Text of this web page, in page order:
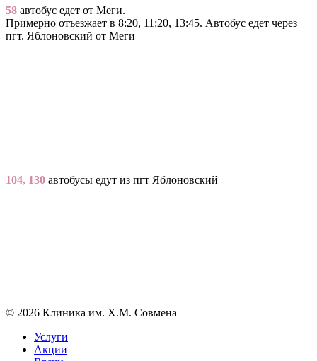
58 автобус едет от Меги.
Примерно отъезжает в 8:20, 11:20, 13:45. Автобус едет через
пгт. Яблоновский от Меги
104, 130 автобусы едут из пгт Яблоновский
© 2026 Клиника им. Х.М. Совмена
Услуги
Акции